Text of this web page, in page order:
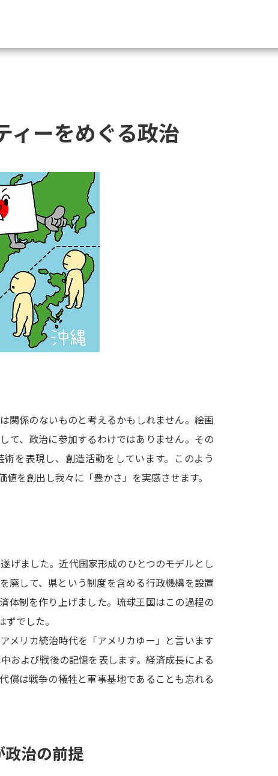
大学・短大の資料種類から請
大学パンフ
大学入学共通テスト「受験上の配慮
小学校教
大学で学べる内容や特徴を調
新増設大学・学部・学科特集
データサイエンス特集
新学年スタート号特集
オープンキャンパスなどを調
実施プロ
来場型・Web型イベント特集
ィーをめぐる政治
関係のないものと考えるかもしれません。絵画
て、政治に参加するわけではありません。その
を表現し、創造活動をしています。このよう
を創出し我々に「豊かさ」を実感させます。
げました。近代国家形成のひとつのモデルとし
廃して、県という制度を含める行政機構を設置
体制を作り上げました。琉球王国はこの過程の
でした。
メリカ統治時代を「アメリカゆー」と言います
および戦後の記憶を表します。経済成長による
償は戦争の犠牲と軍事基地であることも忘れる
政治の前提